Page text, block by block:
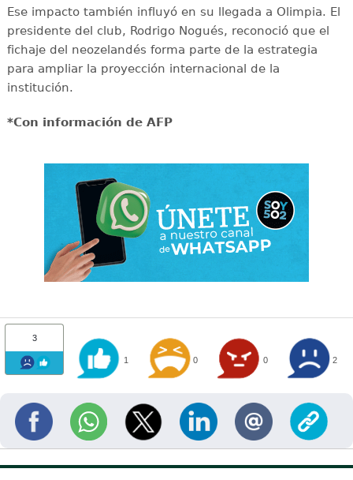
Ese impacto también influyó en su llegada a Olimpia. El
presidente del club, Rodrigo Nogués, reconoció que el
fichaje del neozelandés forma parte de la estrategia
para ampliar la proyección internacional de la
institución.
*Con información de AFP
3
1 0 0 2